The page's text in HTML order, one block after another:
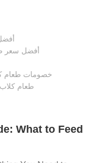
أفضل سعر
خصومات طعام
طعام
What to Feed